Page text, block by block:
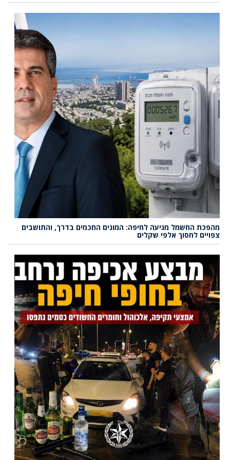
מהפכת החשמל מגיעה לחיפה: המונים החכמים בדרך, והתושבים
צפויים לחסוך אלפי שקלים